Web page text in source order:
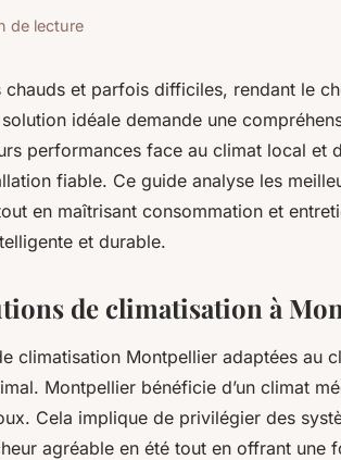
de lecture
et parfois difficiles, rendant le
idéale demande une
performances face au climat local et
fiable. Ce guide analyse les
en maîtrisant consommation et
et durable.
de climatisation à
climatisation Montpellier adaptées au
Montpellier bénéficie d’un climat
Cela implique de privilégier des
agréable en été tout en offrant une